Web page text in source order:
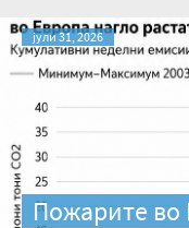
јули 31, 2026
Пожарите во